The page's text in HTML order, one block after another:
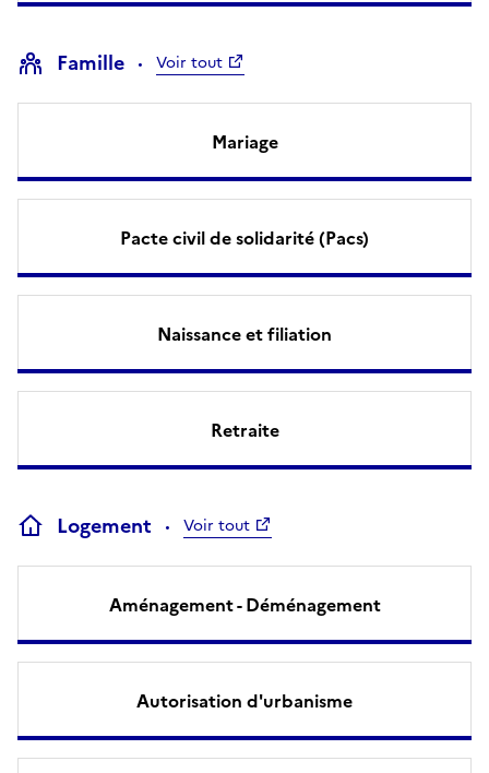
Famille Voir tout
Mariage
Pacte civil de solidarité (Pacs)
Naissance et filiation
Retraite
Logement Voir tout
Aménagement - Déménagement
Autorisation d'urbanisme